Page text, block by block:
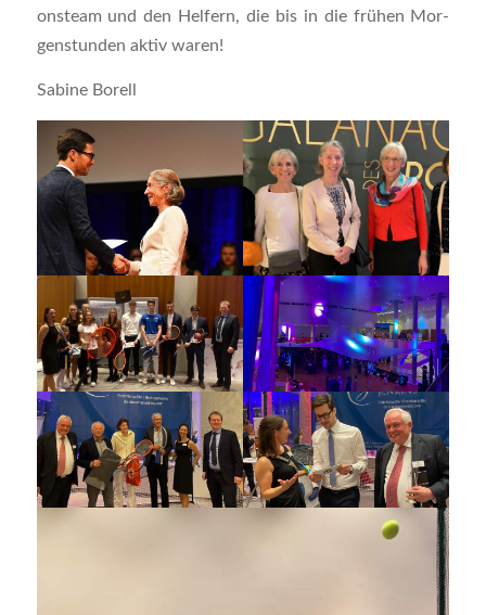
ons­team und den Hel­fern, die bis in die frü­hen Mor­
gen­stun­den aktiv waren!
Sabi­ne Borell